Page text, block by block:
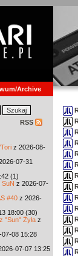
Archive
RSS
z 2026-08-
07-31
(1)
z 2026-07-
#40 z 2026-
18:00 (30)
"Sun" Żyła z
07-08 15:28
07-07 13:25